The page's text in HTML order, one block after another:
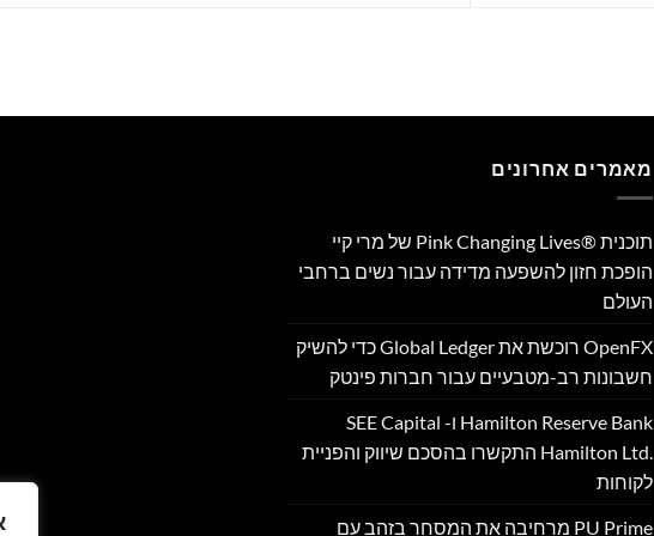
מאמרים אחרונים
תוכנית Pink Changing Lives®‎ של מרי קיי
הופכת חזון להשפעה מדידה עבור נשים ברחבי
העולם
OpenFX רוכשת את Global Ledger כדי להשיק
חשבונות רב-מטבעיים עבור חברות פינטק
Hamilton Reserve Bank ו- SEE Capital
Hamilton Ltd.‎ התקשרו בהסכם שיווק והפניית
לקוחות
PU Prime מרחיבה את המסחר בזהב עם